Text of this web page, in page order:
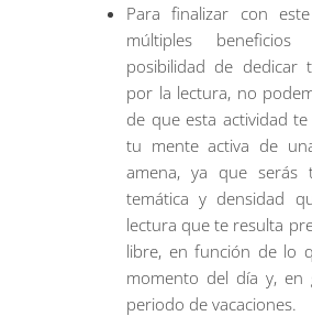
Para finalizar con
múltiples
posibilidad de dedicar
por la lectura, no
de que esta actividad
tu mente activa de
amena, ya que serás
temática y densidad
lectura que te resulta
libre, en función de lo
momento del día y, en
periodo de vacaciones.